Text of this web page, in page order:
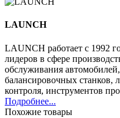
LAUNCH
LAUNCH работает с 1992
лидеров в сфере
обслуживания
балансировочных станков,
контроля, инструментов
Подробнее...
Похожие товары